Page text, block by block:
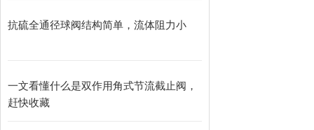
抗硫全通径球阀结构简单，流体阻力小
一文看懂什么是双作用角式节流截止阀，
赶快收藏